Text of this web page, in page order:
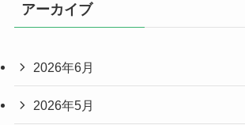
アーカイブ
2026年6月
2026年5月